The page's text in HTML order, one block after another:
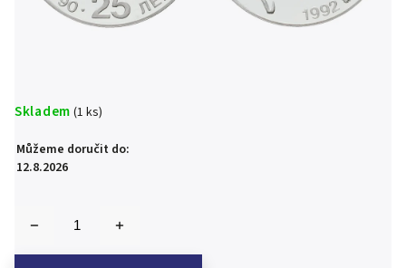
Skladem (1 ks)
Můžeme doručit do:
12.8.2026